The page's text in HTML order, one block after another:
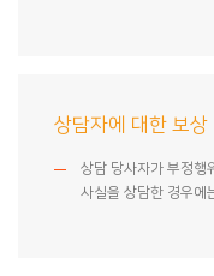
상담자에 대한 보상
상담 당사자가 부정행
사실을 상담한 경우에